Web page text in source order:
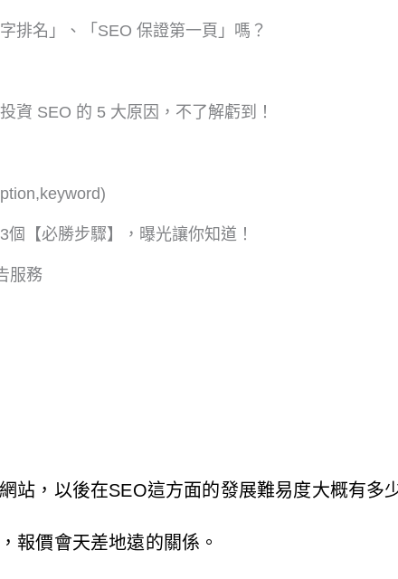
排名」、「SEO 保證第一頁」嗎？
資 SEO 的 5 大原因，不了解虧到！
【必勝步驟】，曝光讓你知道！
服務
站，以後在SEO這方面的發展難易度大概有多
報價會天差地遠的關係。